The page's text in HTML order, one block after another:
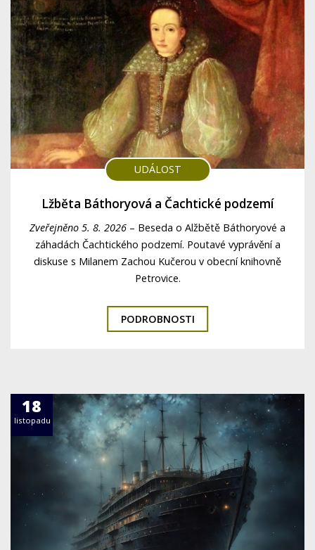
UDÁLOST
Lžběta Báthoryová a Čachtické podzemí
Zveřejněno 5. 8. 2026 – Beseda o Alžbětě Báthoryové a
záhadách Čachtického podzemí. Poutavé vyprávění a
diskuse s Milanem Zachou Kučerou v obecní knihovně
Petrovice.
PODROBNOSTI
18
listopadu